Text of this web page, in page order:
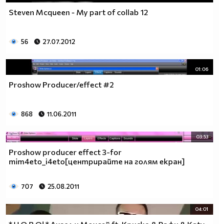
Steven Mcqueen - My part of collab 12
56 27.07.2012
01:06
Proshow Producer/effect #2
868 11.06.2011
03:53
Proshow producer effect 3-for
mim4eto_i4eto[центрирайте на голям екран]
707 25.08.2011
04:01